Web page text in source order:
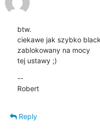
btw.
ciekawe jak szybko
zablokowany na mocy
tej ustawy ;)
--
Robert
Reply